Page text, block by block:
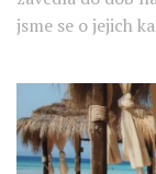
jsme se o jejich